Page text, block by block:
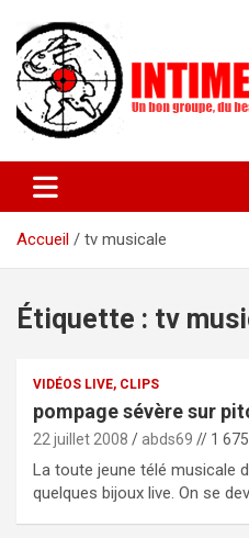
contenu
intimepop.com
actuelles pop rock, post-rock,
lyon
Accueil
tv musicale
Étiquette : tv
VIDÉOS LIVE, CLIPS
pompage sévère sur
22 juillet 2008 abds69 // 1
La toute jeune télé musicale
quelques bijoux live. On se